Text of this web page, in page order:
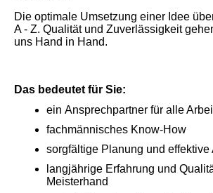
Die optimale Umsetzung einer Idee
A - Z. Qualität und Zuverlässigkeit
uns Hand in Hand.
Das bedeutet für Sie:
ein Ansprechpartner für alle
fachmännisches Know-How
sorgfältige Planung und effektive
langjährige Erfahrung und
Meisterhand